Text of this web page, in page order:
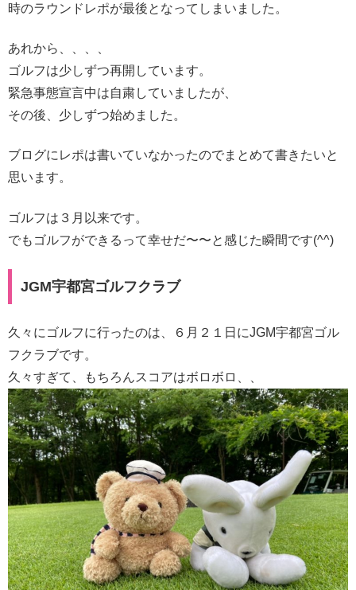
時のラウンドレポが最後となってしまいました。
あれから、、、、
ゴルフは少しずつ再開しています。
緊急事態宣言中は自粛していましたが、
その後、少しずつ始めました。
ブログにレポは書いていなかったのでまとめて書きたいと
思います。
ゴルフは３月以来です。
でもゴルフができるって幸せだ〜〜と感じた瞬間です(^^)
JGM宇都宮ゴルフクラブ
久々にゴルフに行ったのは、６月２１日にJGM宇都宮ゴル
フクラブです。
久々すぎて、もちろんスコアはボロボロ、、